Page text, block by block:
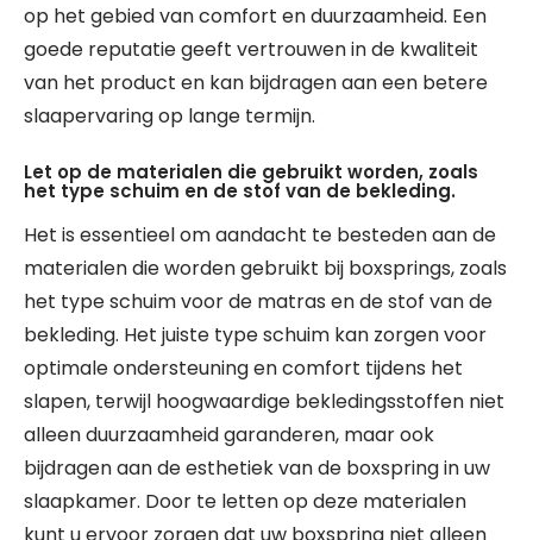
op het gebied van comfort en duurzaamheid. Een
goede reputatie geeft vertrouwen in de kwaliteit
van het product en kan bijdragen aan een betere
slaapervaring op lange termijn.
Let op de materialen die gebruikt worden, zoals
het type schuim en de stof van de bekleding.
Het is essentieel om aandacht te besteden aan de
materialen die worden gebruikt bij boxsprings, zoals
het type schuim voor de matras en de stof van de
bekleding. Het juiste type schuim kan zorgen voor
optimale ondersteuning en comfort tijdens het
slapen, terwijl hoogwaardige bekledingsstoffen niet
alleen duurzaamheid garanderen, maar ook
bijdragen aan de esthetiek van de boxspring in uw
slaapkamer. Door te letten op deze materialen
kunt u ervoor zorgen dat uw boxspring niet alleen